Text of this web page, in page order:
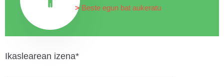
Beste egun bat aukeratu
Ikaslearean izena*